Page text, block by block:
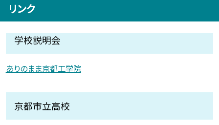
リンク
学校説明会
ありのまま京都工学院
京都市立高校